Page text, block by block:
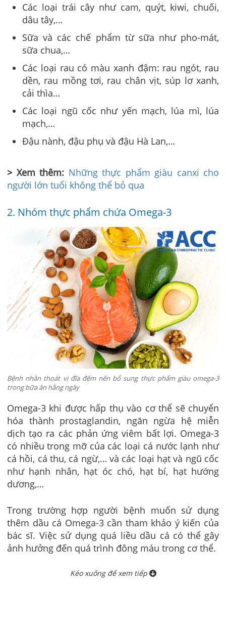
Các loại trái cây như cam, quýt, kiwi, chuối,
dâu tây,…
Sữa và các chế phẩm từ sữa như pho-mát,
sữa chua,…
Các loại rau có màu xanh đậm: rau ngót, rau
dền, rau mồng tơi, rau chân vịt, súp lơ xanh,
cải thìa…
Các loại ngũ cốc như yến mạch, lúa mì, lúa
mạch,…
Đậu nành, đậu phụ và đậu Hà Lan,…
> Xem thêm: Những thực phẩm giàu canxi cho
người lớn tuổi không thể bỏ qua
2. Nhóm thực phẩm chứa Omega-3
Bệnh nhân thoát vị đĩa đệm nên bổ sung thực phẩm giàu omega-3
trong bữa ăn hằng ngày
Omega-3 khi được hấp thụ vào cơ thể sẽ chuyển
hóa thành prostaglandin, ngăn ngừa hệ miễn
dịch tạo ra các phản ứng viêm bất lợi. Omega-3
có nhiều trong mỡ của các loại cá nước lạnh như
cá hồi, cá thu, cá ngừ,… và các loại hạt và ngũ cốc
như hạnh nhân, hạt óc chó, hạt bí, hạt hướng
dương,…
Trong trường hợp người bệnh muốn sử dụng
thêm dầu cá Omega-3 cần tham khảo ý kiến của
bác sĩ. Việc sử dụng quá liều dầu cá có thể gây
ảnh hưởng đến quá trình đông máu trong cơ thể.
Kéo xuống để xem tiếp